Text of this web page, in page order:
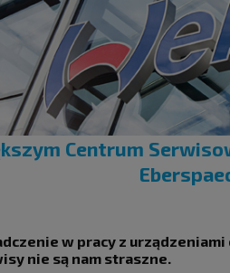
Centrum
w pracy z
nie są nam straszne.